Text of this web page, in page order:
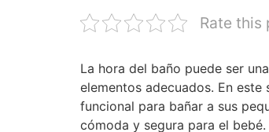
Rate this
La hora del baño puede ser
elementos adecuados. En
funcional para bañar a sus
cómoda y segura para el